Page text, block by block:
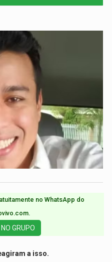
no WhatsApp do
GRUPO
a isso.